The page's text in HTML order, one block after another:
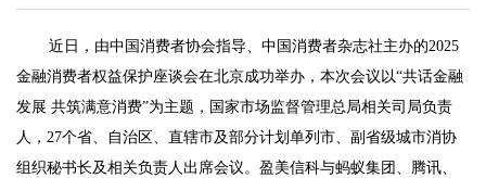
近日，由中国消费者协会指导、中国消费者杂志社主办的2025
金融消费者权益保护座谈会在北京成功举办，本次会议以“共话金融
发展 共筑满意消费”为主题，国家市场监督管理总局相关司局负责
人，27个省、自治区、直辖市及部分计划单列市、副省级城市消协
组织秘书长及相关负责人出席会议。盈美信科与蚂蚁集团、腾讯、